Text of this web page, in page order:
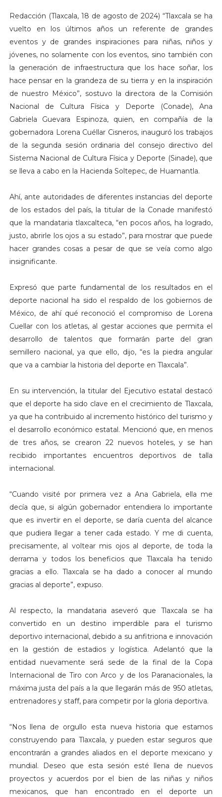
Redacción (Tlaxcala, 18 de agosto de 2024) “Tlaxcala se ha
vuelto en los últimos años un referente de grandes
eventos y de grandes inspiraciones para niñas, niños y
jóvenes, no solamente con los eventos, sino también con
la generación de infraestructura que los hace soñar, los
hace pensar en la grandeza de su tierra y en la inspiración
de nuestro México”, sostuvo la directora de la Comisión
Nacional de Cultura Física y Deporte (Conade), Ana
Gabriela Guevara Espinoza, quien, en compañía de la
gobernadora Lorena Cuéllar Cisneros, inauguró los trabajos
de la segunda sesión ordinaria del consejo directivo del
Sistema Nacional de Cultura Física y Deporte (Sinade), que
se lleva a cabo en la Hacienda Soltepec, de Huamantla.
Ahí, ante autoridades de diferentes instancias del deporte
de los estados del país, la titular de la Conade manifestó
que la mandataria tlaxcalteca, “en pocos años, ha logrado,
justo, abrirle los ojos a su estado”, para mostrar que puede
hacer grandes cosas a pesar de que se veía como algo
insignificante.
Expresó que parte fundamental de los resultados en el
deporte nacional ha sido el respaldo de los gobiernos de
México, de ahí qué reconoció el compromiso de Lorena
Cuellar con los atletas, al gestar acciones que permita el
desarrollo de talentos que formarán parte del gran
semillero nacional, ya que ello, dijo, “es la piedra angular
que va a cambiar la historia del deporte en Tlaxcala”.
En su intervención, la titular del Ejecutivo estatal destacó
que el deporte ha sido clave en el crecimiento de Tlaxcala,
ya que ha contribuido al incremento histórico del turismo y
el desarrollo económico estatal. Mencionó que, en menos
de tres años, se crearon 22 nuevos hoteles, y se han
recibido importantes encuentros deportivos de talla
internacional.
“Cuando visité por primera vez a Ana Gabriela, ella me
decía que, si algún gobernador entendiera lo importante
que es invertir en el deporte, se daría cuenta del alcance
que pudiera llegar a tener cada estado. Y me di cuenta,
precisamente, al voltear mis ojos al deporte, de toda la
derrama y todos los beneficios que Tlaxcala ha tenido
gracias a ello. Tlaxcala se ha dado a conocer al mundo
gracias al deporte”, expuso.
Al respecto, la mandataria aseveró que Tlaxcala se ha
convertido en un destino imperdible para el turismo
deportivo internacional, debido a su anfitriona e innovación
en la gestión de estadios y logística. Adelantó que la
entidad nuevamente será sede de la final de la Copa
Internacional de Tiro con Arco y de los Paranacionales, la
máxima justa del país a la que llegarán más de 950 atletas,
entrenadores y staff, para competir por la gloria deportiva.
“Nos llena de orgullo esta nueva historia que estamos
construyendo para Tlaxcala, y pueden estar seguros que
encontrarán a grandes aliados en el deporte mexicano y
mundial. Deseo que esta sesión esté llena de nuevos
proyectos y acuerdos por el bien de las niñas y niños
mexicanos, que han encontrado en el deporte un